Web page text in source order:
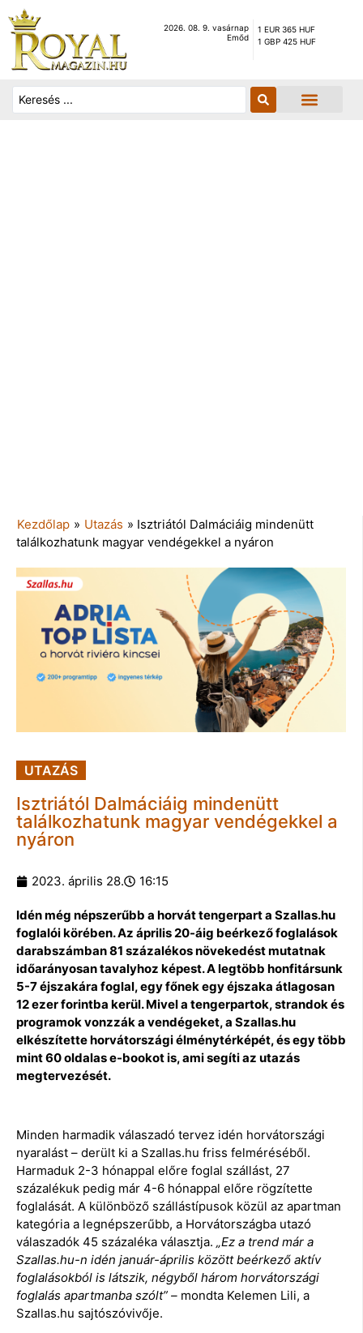
2026. 08. 9. vasárnap
Emőd
1 EUR 365 HUF
1 GBP 425 HUF
Kezdőlap » Utazás » Isztriától Dalmáciáig mindenütt
találkozhatunk magyar vendégekkel a nyáron
UTAZÁS
Isztriától Dalmáciáig mindenütt
találkozhatunk magyar vendégekkel a
nyáron
2023. április 28. 16:15
Idén még népszerűbb a horvát tengerpart a Szallas.hu
foglalói körében. Az április 20-áig beérkező foglalások
darabszámban 81 százalékos növekedést mutatnak
időarányosan tavalyhoz képest. A legtöbb honfitársunk
5-7 éjszakára foglal, egy főnek egy éjszaka átlagosan
12 ezer forintba kerül. Mivel a tengerpartok, strandok és
programok vonzzák a vendégeket, a Szallas.hu
elkészítette horvátországi élménytérképét, és egy több
mint 60 oldalas e-bookot is, ami segíti az utazás
megtervezését.
Minden harmadik válaszadó tervez idén horvátországi
nyaralást – derült ki a Szallas.hu friss felméréséből.
Harmaduk 2-3 hónappal előre foglal szállást, 27
százalékuk pedig már 4-6 hónappal előre rögzítette
foglalását. A különböző szállástípusok közül az apartman
kategória a legnépszerűbb, a Horvátországba utazó
válaszadók 45 százaléka választja. „Ez a trend már a
Szallas.hu-n idén január-április között beérkező aktív
foglalásokból is látszik, négyből három horvátországi
foglalás apartmanba szólt” – mondta Kelemen Lili, a
Szallas.hu sajtószóvivője.